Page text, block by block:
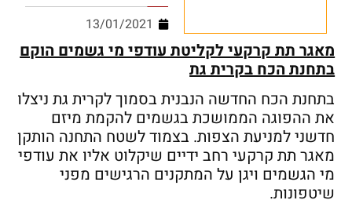
13/01/2021
מאגר תת קרקעי לקליטת עודפי מי גשמים הוקם
בתחנת הכח בקרית גת
בתחנת הכח החדשה הנבנית בסמוך לקרית גת ניצלו
את ההפוגה הממושכת בגשמים להקמת מיזם
חדשני למניעת הצפות. בצמוד לשטח התחנה הותקן
מאגר תת קרקעי רחב ידיים שיקלוט אליו את עודפי
מי הגשמים ויגן על המתקנים הרגישים מפני
שיטפונות.